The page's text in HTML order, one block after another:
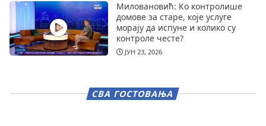
Миловановић: Ко контролише
домове за старе, које услуге
морају да испуне и колико су
контроле честе?
ЈУН 23, 2026
СВА ГОСТОВАЊА